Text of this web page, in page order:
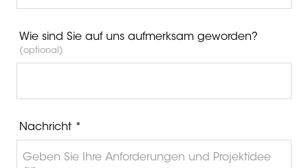
Wie sind Sie auf uns aufmerksam geworden?
(optional)
Nachricht *